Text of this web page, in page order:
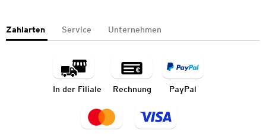
Zahlarten Service Unternehmen
In der Filiale Rechnung PayPal